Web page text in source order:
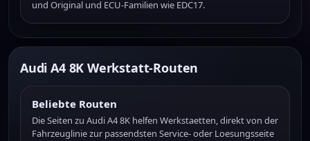
und Original und ECU-Familien wie EDC17.
Audi A4 8K Werkstatt-Routen
Beliebte Routen
Die Seiten zu Audi A4 8K helfen Werkstaetten, direkt von der
Fahrzeuglinie zur passendsten Service- oder Loesungsseite